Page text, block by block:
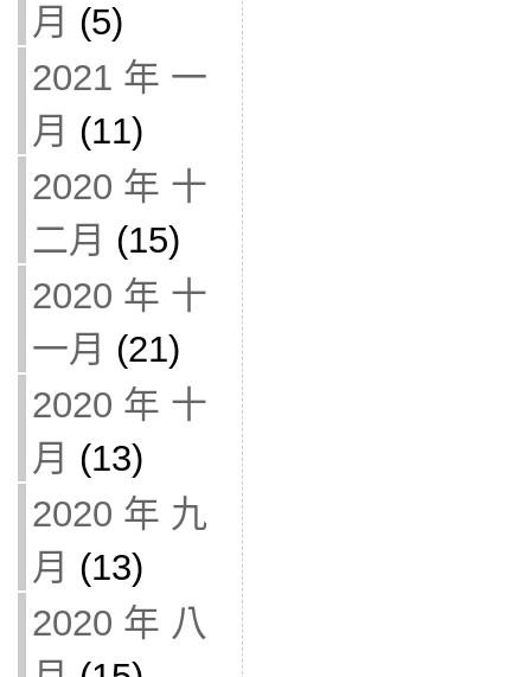
月 (5)
2021 年 一
月 (11)
2020 年 十
二月 (15)
2020 年 十
一月 (21)
2020 年 十
月 (13)
2020 年 九
月 (13)
2020 年 八